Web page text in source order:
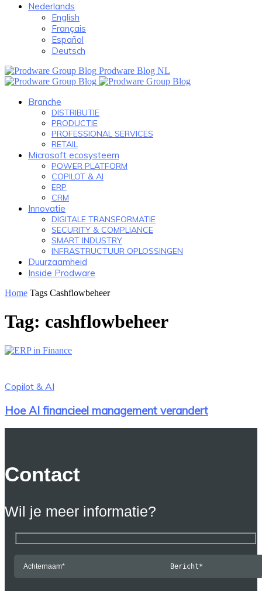
Nederlands
English
Français
Español
Deutsch
Prodware Blog NL
Branche
DISTRIBUTIE
PRODUCTIE
PROFESSIONAL SERVICES
RETAIL
Microsoft ecosysteem
POWER PLATFORM
COPILOT & AI
ERP
CRM
Innovatie
DIGITALE TRANSFORMATIE
SECURITY & COMPLIANCE
SMART INDUSTRY
INFRASTRUCTUUR OPLOSSINGEN
Duurzaamheid
Inside Prodware
Home Tags Cashflowbeheer
Tag: cashflowbeheer
Copilot & AI
Hoe AI financieel management verandert
Contact
Wil je meer informatie?